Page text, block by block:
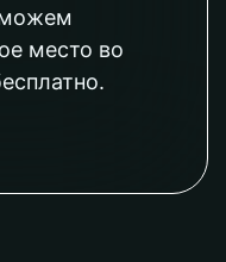
место во